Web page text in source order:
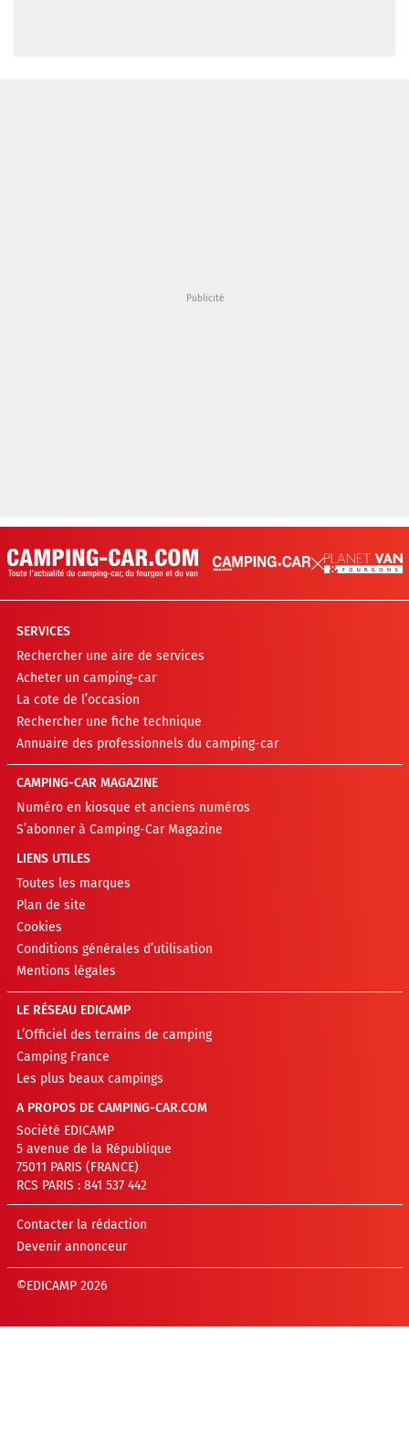
SERVICES
Rechercher une aire de services
Acheter un camping-car
La cote de l’occasion
Rechercher une fiche technique
Annuaire des professionnels du camping-car
CAMPING-CAR MAGAZINE
Numéro en kiosque et anciens numéros
S’abonner à Camping-Car Magazine
LIENS UTILES
Toutes les marques
Plan de site
Cookies
Conditions générales d’utilisation
Mentions légales
LE RÉSEAU EDICAMP
L’Officiel des terrains de camping
Camping France
Les plus beaux campings
A PROPOS DE CAMPING-CAR.COM
Société EDICAMP
5 avenue de la République
75011 PARIS (FRANCE)
RCS PARIS : 841 537 442
Contacter la rédaction
Devenir annonceur
©EDICAMP 2026